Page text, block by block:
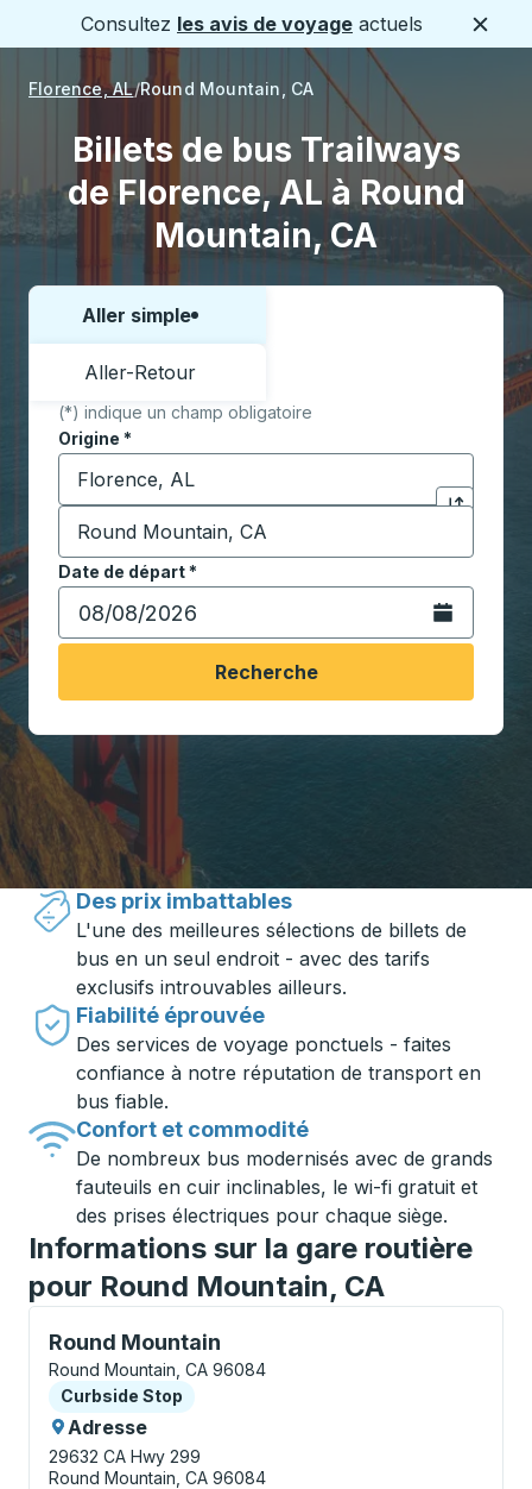
Consultez les avis de voyage actuels
Florence, AL Round Mountain, CA
Billets de bus Trailways
de Florence, AL à Round
Mountain, CA
Choisissez un sens ou un aller-retour:
Aller simple
Aller-Retour
(*) indique un champ obligatoire
Origine *
Commencez à saisir la ville d'origine pour ouvrir
Cliquez
Destination
Commencez à saisir la ville de destination pour
Date de départ*
Tapez la date au format date Barre oblique du mois à
Ouvrez le
Recherche
Voyager en toute simplicité avec
Trailways
Des prix imbattables
L'une des meilleures sélections de billets de
bus en un seul endroit - avec des tarifs
exclusifs introuvables ailleurs.
Fiabilité éprouvée
Des services de voyage ponctuels - faites
confiance à notre réputation de transport en
bus fiable.
Confort et commodité
De nombreux bus modernisés avec de grands
fauteuils en cuir inclinables, le wi-fi gratuit et
des prises électriques pour chaque siège.
Informations sur la gare routière
pour Round Mountain, CA
Round Mountain
Curbside Stop, utilisez les touches fléchées ou la
Round Mountain, CA 96084
Curbside Stop
Curbside Stop
Adresse
29632 CA Hwy 299
Round Mountain, CA 96084